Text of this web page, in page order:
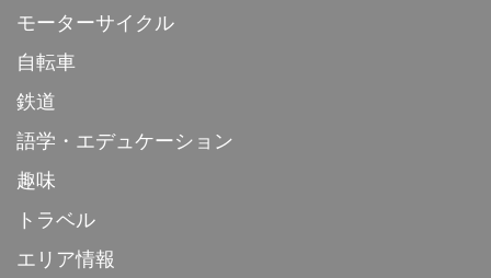
モーターサイクル
自転車
鉄道
語学・エデュケーション
趣味
トラベル
エリア情報